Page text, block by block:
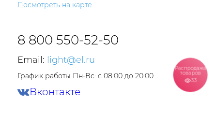
Посмотреть на карте
8 800 550-52-50
Email: light@el.ru
График работы Пн-Вс: с 08:00 до 20:00
Вконтакте
Распродажа
товаров
33